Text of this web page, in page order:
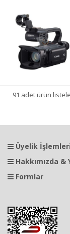
91 adet ürün
Üyelik İşlemleri
Hakkımızda &
Formlar